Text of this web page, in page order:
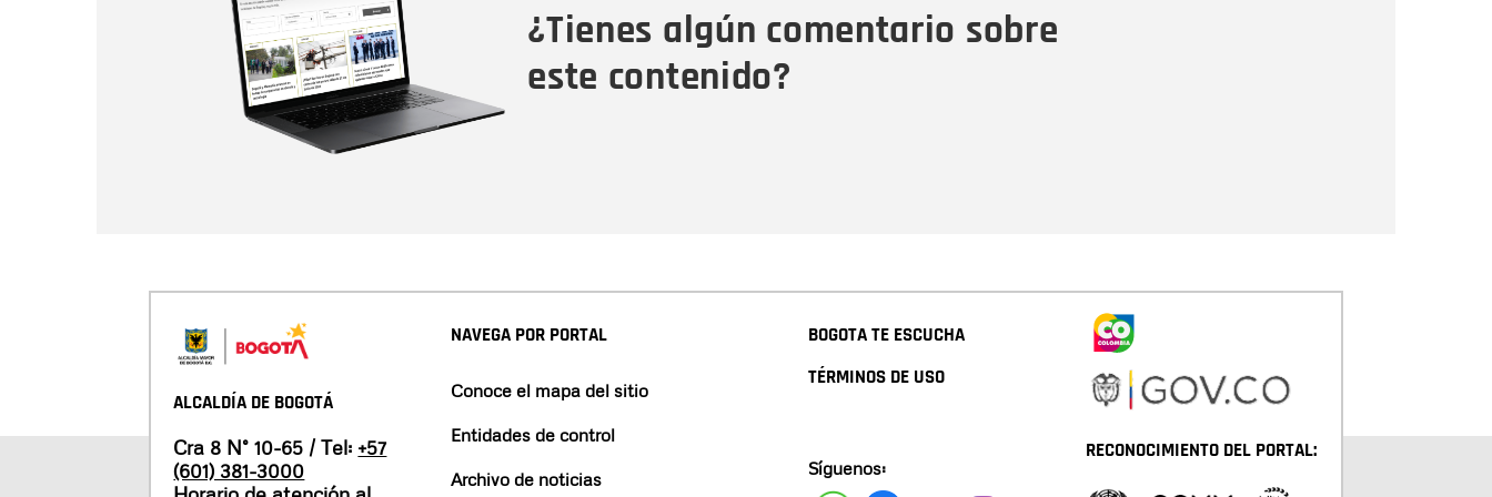
¿Tienes algún comentario sobre
este contenido?
ALCALDÍA DE BOGOTÁ
Cra 8 N° 10-65 / Tel: +57
(601) 381-3000
NAVEGA POR PORTAL
Conoce el mapa del sitio
Entidades de control
Archivo de noticias
BOGOTA TE ESCUCHA
TÉRMINOS DE USO
Síguenos:
RECONOCIMIENTO DEL PORTAL: